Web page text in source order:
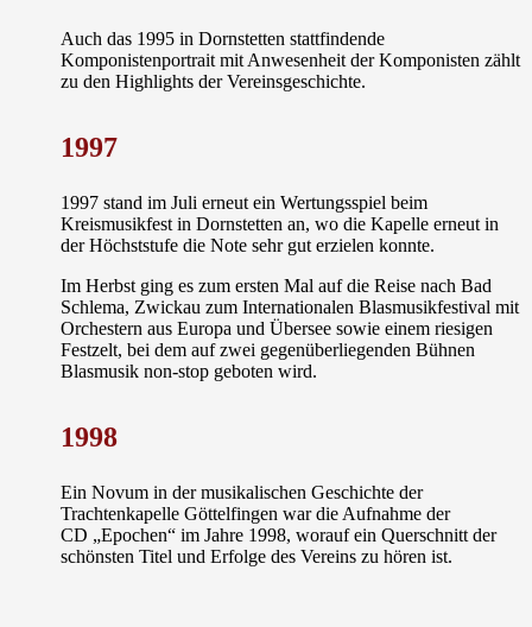
Auch das 1995 in Dornstetten stattfindende
Komponistenportrait mit Anwesenheit der Komponisten zählt
zu den Highlights der Vereinsgeschichte.
1997
1997 stand im Juli erneut ein Wertungsspiel beim
Kreismusikfest in Dornstetten an, wo die Kapelle erneut in
derHöchststufe die Note sehr gut erzielen konnte.
Im Herbst ging es zum ersten Mal auf die Reise nachBad
Schlema, Zwickau zum Internationalen Blasmusikfestival mit
Orchestern aus Europa und Übersee sowie einem riesigen
Festzelt, bei dem auf zwei gegenüberliegenden Bühnen
Blasmusik non-stop geboten wird.
1998
Ein Novum in der musikalischen Geschichte der
Trachtenkapelle Göttelfingen war die Aufnahme der
CD „Epochen“ im Jahre 1998, worauf ein Querschnitt der
schönsten Titel und Erfolge des Vereins zu hören ist.